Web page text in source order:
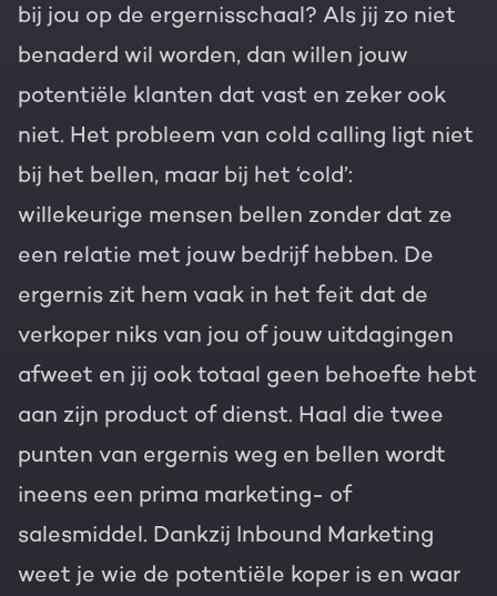
bij jou op de ergernisschaal? Als jij zo niet
benaderd wil worden, dan willen jouw
potentiële klanten dat vast en zeker ook
niet. Het probleem van cold calling ligt niet
bij het bellen, maar bij het ‘cold’:
willekeurige mensen bellen zonder dat ze
een relatie met jouw bedrijf hebben. De
ergernis zit hem vaak in het feit dat de
verkoper niks van jou of jouw uitdagingen
afweet en jij ook totaal geen behoefte hebt
aan zijn product of dienst. Haal die twee
punten van ergernis weg en bellen wordt
ineens een prima marketing- of
salesmiddel. Dankzij Inbound Marketing
weet je wie de potentiële koper is en waar